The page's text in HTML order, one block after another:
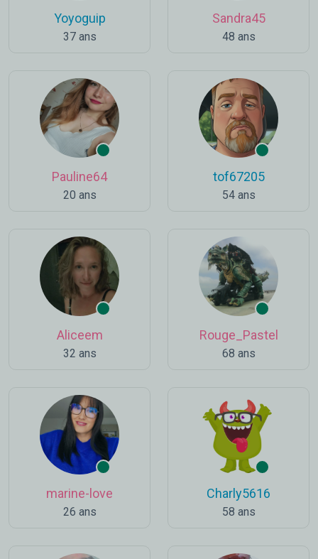
Yoyoguip
37 ans
Sandra45
48 ans
Pauline64
20 ans
tof67205
54 ans
Aliceem
32 ans
Rouge_Pastel
68 ans
marine-love
26 ans
Charly5616
58 ans